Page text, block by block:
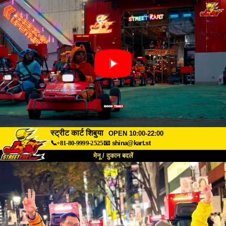
स्ट्रीट कार्ट शिबुया
OPEN 10:00-22:00
📞+81-80-9999-2525📧 shina@kart.st
मेनू / दुकान बदलें
TOP
हमारे बारे में विशेषताएँ कीमत
पहुंच वॉयस FAQ